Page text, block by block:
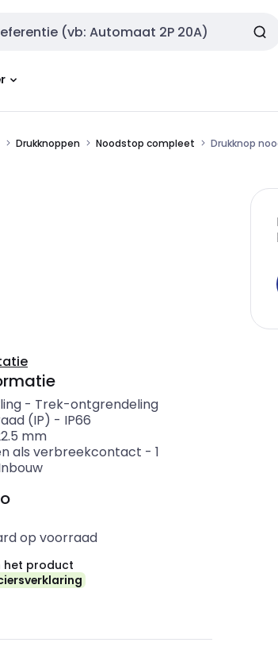
Drukknoppen Noodstop compleet Drukknop
- Trek-ontgrendeling
(IP) - IP66
mm
als verbreekcontact - 1
op voorraad
het product